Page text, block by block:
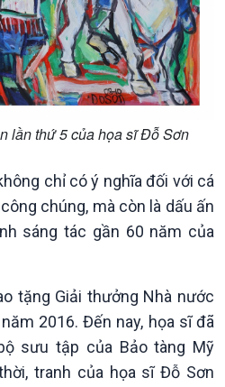
Góc nhìn VOV1
Bình luận
Câu chuyện thời sự
Dòng chảy sự kiện
Đối thoại
Diễn đàn chủ nhật
lần thứ 5 của họa sĩ Đỗ Sơn
chỉ có ý nghĩa đối với cá
chúng, mà còn là dấu ấn
sáng tác gần 60 năm của
tặng Giải thưởng Nhà nước
2016. Đến nay, họa sĩ đã
sưu tập của Bảo tàng Mỹ
tranh của họa sĩ Đỗ Sơn